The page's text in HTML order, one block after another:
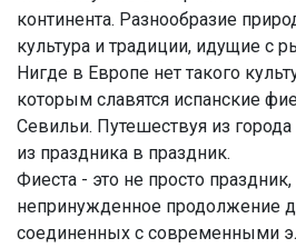
континента. Разнообразие
культура и традиции, идущие с
Нигде в Европе нет такого
которым славятся испанские
Севильи. Путешествуя из
из праздника в праздник.
Фиеста - это не просто
непринужденное продолжение
соединенных с современными